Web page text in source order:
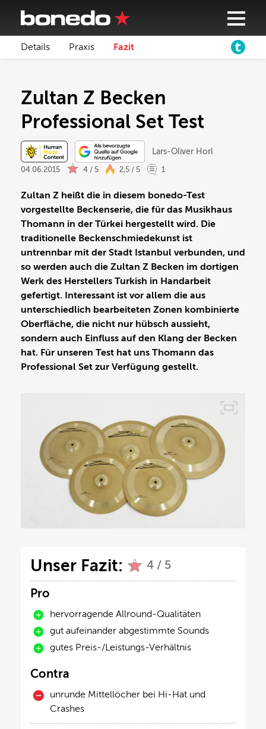
Details Praxis Fazit
Zultan Z Becken
Professional Set Test
Lars-Oliver Horl
04.06.2015 4 / 5 2,5 / 5 1
Zultan Z heißt die in diesem bonedo-Test
vorgestellte Beckenserie, die für das Musikhaus
Thomann in der Türkei hergestellt wird. Die
traditionelle Beckenschmiedekunst ist
untrennbar mit der Stadt Istanbul verbunden, und
so werden auch die Zultan Z Becken im dortigen
Werk des Herstellers Turkish in Handarbeit
gefertigt. Interessant ist vor allem die aus
unterschiedlich bearbeiteten Zonen kombinierte
Oberfläche, die nicht nur hübsch aussieht,
sondern auch Einfluss auf den Klang der Becken
hat. Für unseren Test hat uns Thomann das
Professional Set zur Verfügung gestellt.
Unser Fazit: 4 / 5
Pro
hervorragende Allround-Qualitäten
gut aufeinander abgestimmte Sounds
gutes Preis-/Leistungs-Verhältnis
Contra
unrunde Mittellöcher bei Hi-Hat und
Crashes